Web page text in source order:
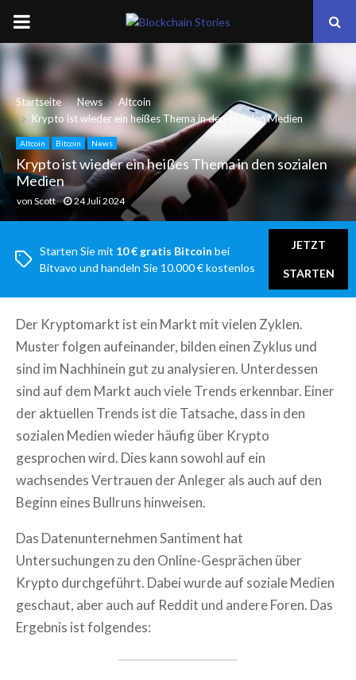
PRIMARY
MENU
Startseite News
Altcoin
Krypto ist wieder ein heißes Thema in den sozialen Medien
Altcoin Bitcoin News
Krypto ist wieder ein heißes Thema in den sozialen
Medien
von Scott 24 Juli 2024
Starten Sie mit 10 € gratis Bitcoin bei
Bitvavo und handeln Sie 10.000 € kostenlos
JETZT
STARTEN
Der Kryptomarkt ist ein Markt mit vielen Zyklen.
Muster folgen aufeinander, bilden einen Zyklus und
sind im Nachhinein gut zu analysieren. Unterdessen
sind auf dem Markt auch viele Trends erkennbar. Einer
der aktuellen Trends ist die Tatsache, dass in den
sozialen Medien wieder häufig über Krypto
gesprochen wird. Dies kann sowohl auf ein
wachsendes Vertrauen der Anleger als auch auf den
Beginn eines Bullruns hinweisen.
Das Datenunternehmen Santiment hat
Untersuchungen zu den Online-Gesprächen über
Krypto durchgeführt. Dabei wurde auf soziale Medien
geschaut, aber auch auf Reddit und andere Foren. Das
Ergebnis ist folgendes: